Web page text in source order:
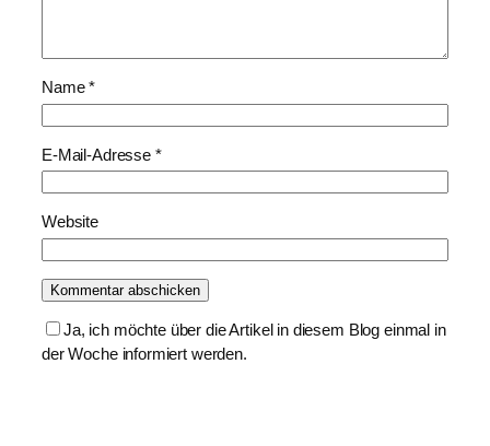
Name*
E-Mail-Adresse *
Website
Ja, ich möchte über die Artikel in diesem Blog einmal in
der Woche informiert werden.